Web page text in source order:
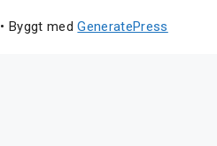
• Byggt medGeneratePress